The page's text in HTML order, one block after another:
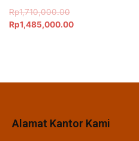
Rp1,710,000.00
Rp1,485,000.00
Alamat Kantor Kami